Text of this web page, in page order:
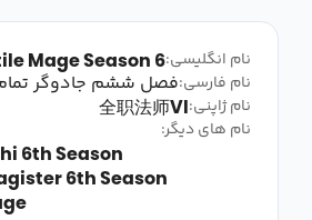
نام انگلیسی:Mage Season 6
نام فارسی:فصل ششم جادوگر
نام ژاپنی:全职法师VI
نام های دیگر:
6th Season
6th Season